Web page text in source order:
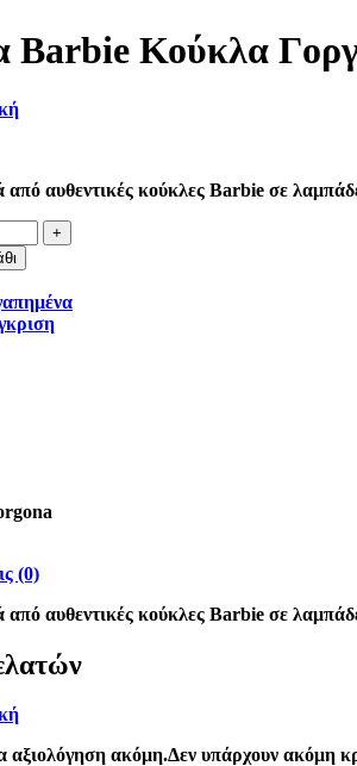
Barbie Κούκλα
αυθεντικές κούκλες Barbie σε
(0)
αυθεντικές κούκλες Barbie σε
αξιολόγηση ακόμη.Δεν υπάρχουν ακόμη